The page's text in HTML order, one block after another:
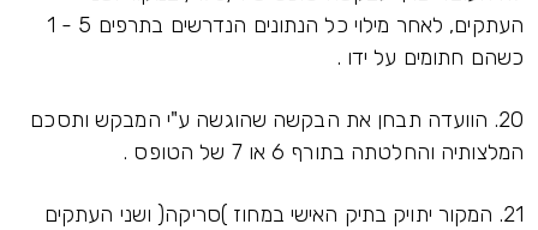
העתקים, לאחר מילוי כל הנתונים הנדרשים בתרפים 5 - 1
כשהם חתומים על ידו .
20. הוועדה תבחן את הבקשה שהוגשה ע"י המבקש ותסכם
המלצותיה והחלטתה בתורף 6 או 7 של הטופס .
21. המקור יתויק בתיק האישי במחוז )סריקה( ושני העתקים